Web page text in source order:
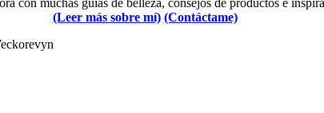
con muchas guías de belleza, consejos de productos e
(Leer más sobre mí) (Contáctame)